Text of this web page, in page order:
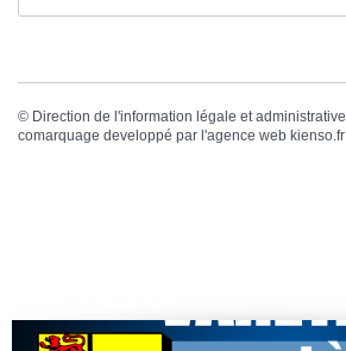
© Direction de l'information légale et administrative
comarquage developpé par l'agence web kienso.fr